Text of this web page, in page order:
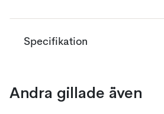
Specifikation
Andra gillade även